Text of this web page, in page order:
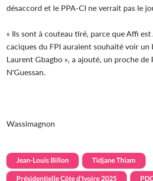
désaccord et le PPA-CI ne verrait pas le
« Ils sont à couteau tiré, parce que Affi est
caciques du FPI auraient souhaité voir un
Laurent Gbagbo », a ajouté, un proche de
N'Guessan.
Wassimagnon
Jean-Louis Billon Tidjane Thiam
Présidentielle Côte d'Ivoire 2025